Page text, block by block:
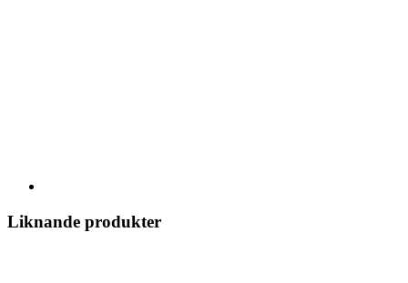
Liknande produkter